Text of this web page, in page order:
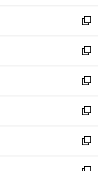
ウ
で
開
く
ン
ド
ウ
で
開
く
新
し
い
ウ
ィ
ン
ド
ウ
で
開
新
し
い
ウ
ィ
ン
ド
ウ
新
し
い
ウ
ィ
ン
新
し
い
ウ
新
し